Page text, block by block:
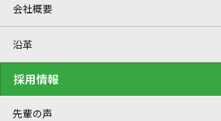
会社概要
沿革
採用情報
先輩の声